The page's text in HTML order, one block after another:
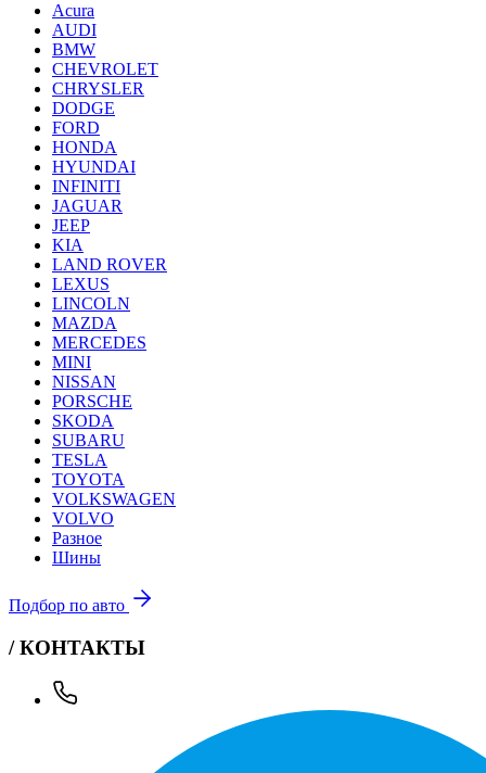
Acura
AUDI
BMW
CHEVROLET
CHRYSLER
DODGE
FORD
HONDA
HYUNDAI
INFINITI
JAGUAR
JEEP
KIA
LAND ROVER
LEXUS
LINCOLN
MAZDA
MERCEDES
MINI
NISSAN
PORSCHE
SKODA
SUBARU
TESLA
TOYOTA
VOLKSWAGEN
VOLVO
Разное
Шины
Подбор по авто
/ КОНТАКТЫ